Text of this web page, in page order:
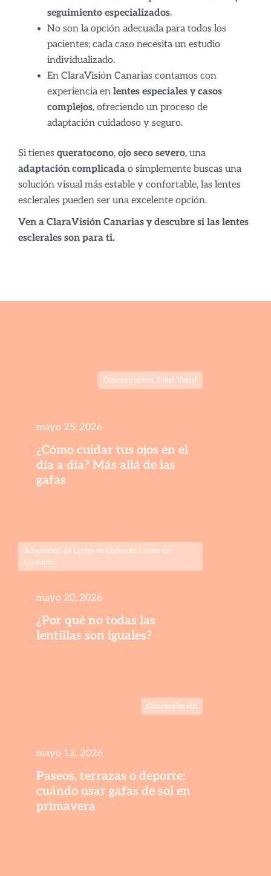
seguimiento especializados.
No son la opción adecuada para todos los
pacientes; cada caso necesita un estudio
individualizado.
En ClaraVisión Canarias contamos con
experiencia en lentes especiales y casos
complejos, ofreciendo un proceso de
adaptación cuidadoso y seguro.
Si tienes queratocono, ojo seco severo, una
adaptación complicada o simplemente buscas una
solución visual más estable y confortable, las lentes
esclerales pueden ser una excelente opción.
Ven a ClaraVisión Canarias y descubre si las lentes
esclerales son para ti.
mayo 25, 2026
Concienciación, Salud Visual
¿Cómo cuidar tus ojos en el
día a día? Más allá de las
gafas
mayo 20, 2026
Adaptación de Lentes de Contacto, Lentes de
Contacto
¿Por qué no todas las
lentillas son iguales?
mayo 12, 2026
Concienciación
Paseos, terrazas o deporte:
cuándo usar gafas de sol en
primavera